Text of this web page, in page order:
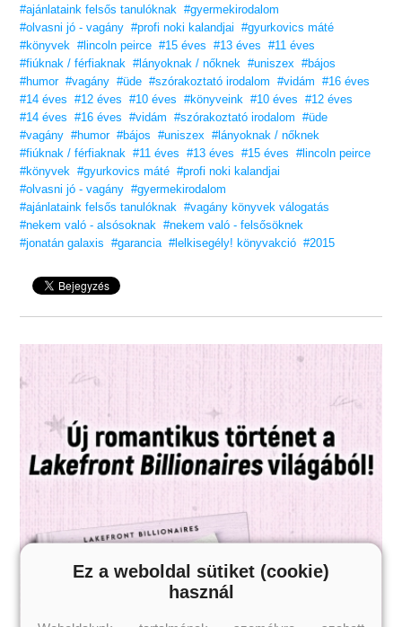
#ajánlataink felsős tanulóknak #gyermekirodalom
#olvasni jó - vagány #profi noki kalandjai
#gyurkovics máté
#könyvek #lincoln peirce #15 éves #13 éves
#11 éves
#fiúknak / férfiaknak #lányoknak / nőknek #uniszex #bájos
#humor #vagány #üde #szórakoztató irodalom #vidám
#16 éves
#14 éves
#12 éves #10 éves #könyveink #10 éves
#12 éves
#14 éves
#16 éves #vidám #szórakoztató irodalom
#üde
#vagány #humor #bájos #uniszex #lányoknak / nőknek
#fiúknak / férfiaknak #11 éves #13 éves #15 éves
#lincoln peirce
#könyvek #gyurkovics máté #profi noki kalandjai
#olvasni jó - vagány #gyermekirodalom
#ajánlataink felsős tanulóknak #vagány könyvek válogatás
#nekem való - alsósoknak #nekem való - felsősöknek
#jonatán galaxis
#garancia #lelkisegély! könyvakció #2015
Ez a weboldal sütiket (cookie)
használ